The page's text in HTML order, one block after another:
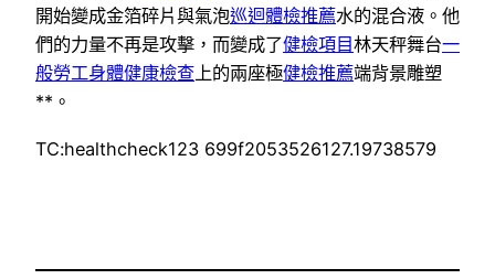
開始變成金箔碎片與氣泡巡迴體檢推薦水的混合液。他
們的力量不再是攻擊，而變成了健檢項目林天秤舞台一
般勞工身體健康檢查上的兩座極健檢推薦端背景雕塑
**。
TC:healthcheck123 699f2053526127.19738579